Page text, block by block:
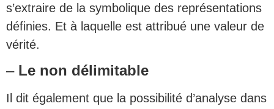
s’extraire de la symbolique des représentations
définies. Et à laquelle est attribué une valeur de
vérité.
– Le non délimitable
Il dit également que la possibilité d’analyse dans